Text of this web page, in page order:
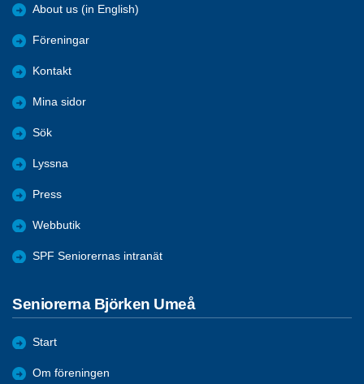
About us (in English)
Föreningar
Kontakt
Mina sidor
Sök
Lyssna
Press
Webbutik
SPF Seniorernas intranät
Seniorerna Björken Umeå
Start
Om föreningen